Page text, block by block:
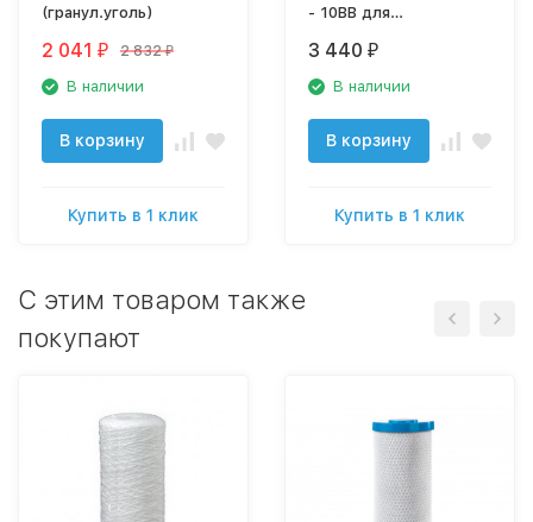
(гранул.уголь)
2 041 ₽ 2 832 ₽
В наличии
В корзину
Купить в 1 клик
- 10BB для
28509
3 440 ₽
В наличии
В корзину
Купить в 1 клик
C этим товаром также
покупают